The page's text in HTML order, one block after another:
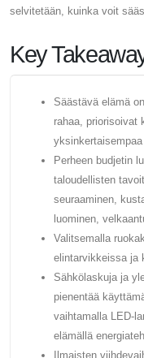
selvitetään, kuinka voit
Key
Säästävä elämä
rahaa, priorisoivat
Perheen budjetin
taloudellisten
seuraaminen,
luominen,
Valitsemalla
elintarvikkeissa ja
Sähkölaskuja ja
pienentää
vaihtamalla LED-
elämällä
Ilmaisten